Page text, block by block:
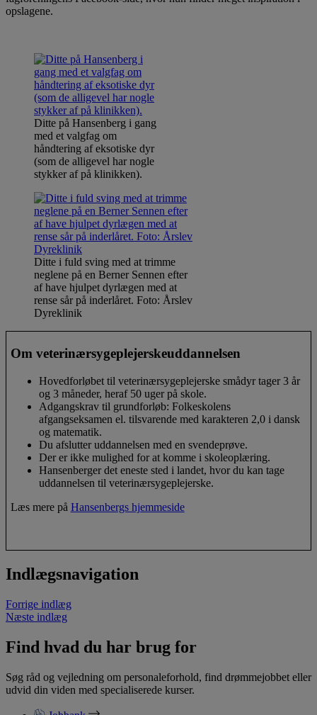
opslagene.
Ditte på Hansenberg i gang
med et valgfag om
håndtering af eksotiske dyr
(som de alligevel har nogle
stykker af på klinikken).
Ditte i fuld sving med at trimme
neglene på en Berner Sennen efter
af have hjulpet dyrlægen med at
rense sår på inderlåret. Foto: Årslev
Dyreklinik
Om veterinærsygeplejerskeuddannelsen
Hovedforløbet til veterinærsygeplejerske smådyr tager 3 år
og 3 måneder, heraf 50 uger på skole.
Adgangskrav til grundforløb: Folkeskolens
afgangseksamen el. tilsvarende med karakteren 2,0 i dansk
og matematik.
Du afslutter uddannelsen med en svendeprøve.
Der er ikke mulighed for at komme i skoleoplæring.
Hansenberger det eneste sted i landet, hvor du kan tage
uddannelsen til veterinærsygeplejerske.
Læs mere på Hansenbergs hjemmeside
Indlægsnavigation
Forrige indlæg
Næste indlæg
Find hvad du har brug for
Søg råd og vejledning om personaleforhold, find drømmejobbet eller
udvid din viden med specialiserede kurser.